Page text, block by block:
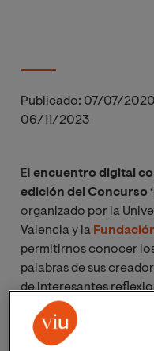
Publicado: 07/07/2020
06/11/2023
El encuentro digital
edición del Concurso
organizado por la
Valencia y la
permitirnos conocer
palabras de sus
de interesantes
de la lectura y la
los hábitos lectores.